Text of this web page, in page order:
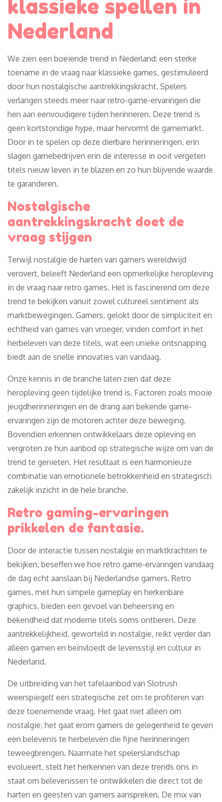
klassieke spellen in
Nederland
We zien een boeiende trend in Nederland: een sterke
toename in de vraag naar klassieke games, gestimuleerd
door hun nostalgische aantrekkingskracht. Spelers
verlangen steeds meer naar retro-game-ervaringen die
hen aan eenvoudigere tijden herinneren. Deze trend is
geen kortstondige hype, maar hervormt de gamemarkt.
Door in te spelen op deze dierbare herinneringen, erin
slagen gamebedrijven erin de interesse in ooit vergeten
titels nieuw leven in te blazen en zo hun blijvende waarde
te garanderen.
Nostalgische
aantrekkingskracht doet de
vraag stijgen
Terwijl nostalgie de harten van gamers wereldwijd
verovert, beleeft Nederland een opmerkelijke heropleving
in de vraag naar retro games. Het is fascinerend om deze
trend te bekijken vanuit zowel cultureel sentiment als
marktbewegingen. Gamers, gelokt door de simpliciteit en
echtheid van games van vroeger, vinden comfort in het
herbeleven van deze titels, wat een unieke ontsnapping
biedt aan de snelle innovaties van vandaag.
Onze kennis in de branche laten zien dat deze
heropleving geen tijdelijke trend is. Factoren zoals mooie
jeugdherinneringen en de drang aan bekende game-
ervaringen zijn de motoren achter deze beweging.
Bovendien erkennen ontwikkelaars deze opleving en
vergroten ze hun aanbod op strategische wijze om van de
trend te genieten. Het resultaat is een harmonieuze
combinatie van emotionele betrokkenheid en strategisch
zakelijk inzicht in de hele branche.
Retro gaming-ervaringen
prikkelen de fantasie.
Door de interactie tussen nostalgie en marktkrachten te
bekijken, beseffen we hoe retro game-ervaringen vandaag
de dag echt aanslaan bij Nederlandse gamers. Retro
games, met hun simpele gameplay en herkenbare
graphics, bieden een gevoel van beheersing en
bekendheid dat moderne titels soms ontberen. Deze
aantrekkelijkheid, geworteld in nostalgie, reikt verder dan
alleen gamen en beïnvloedt de levensstijl en cultuur in
Nederland.
De uitbreiding van het tafelaanbod van Slotrush
weerspiegelt een strategische zet om te profiteren van
deze toenemende vraag. Het gaat niet alleen om
nostalgie; het gaat erom gamers de gelegenheid te geven
een belevenis te herbeleven die fijne herinneringen
teweegbrengen. Naarmate het spelerslandschap
evolueert, stelt het herkennen van deze trends ons in
staat om belevenissen te ontwikkelen die direct tot de
harten en geesten van gamers aanspreken. De mix van